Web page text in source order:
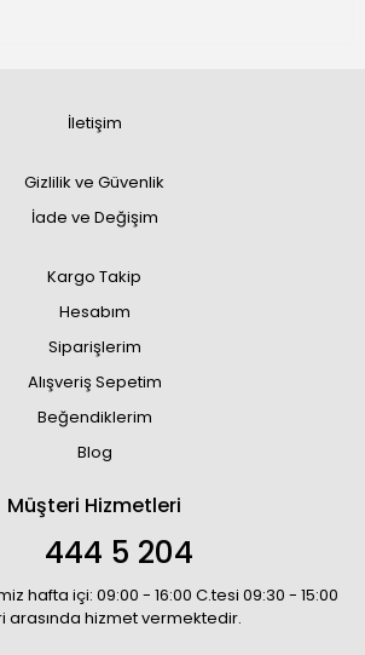
İletişim
Gizlilik ve Güvenlik
İade ve Değişim
Kargo Takip
Hesabım
Siparişlerim
Alışveriş Sepetim
Beğendiklerim
Blog
Müşteri Hizmetleri
444 5 204
hafta içi: 09:00 - 16:00 C.tesi 09:30 - 15:00
arasında hizmet vermektedir.